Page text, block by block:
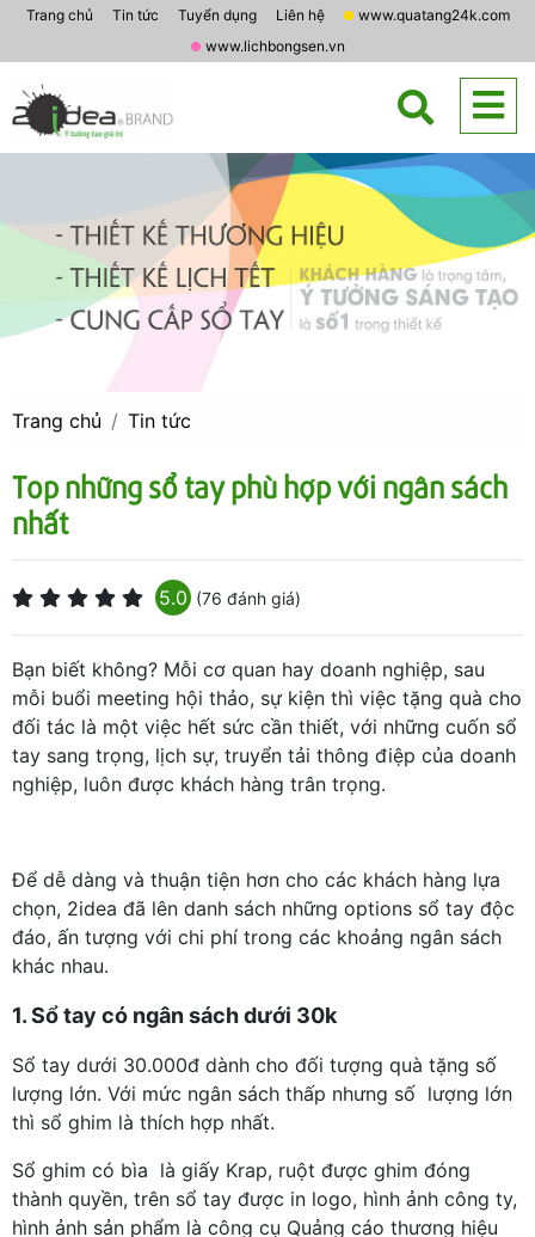
Trang chủ Tin tức Tuyển dụng Liên hệ
www.quatang24k.com
www.lichbongsen.vn
Trang chủ Tin tức
Top những sổ tay phù hợp với ngân sách
nhất
5.0 (76 đánh giá)
Bạn biết không? Mỗi cơ quan hay doanh nghiệp, sau
mỗi buổi meeting hội thảo, sự kiện thì việc tặng quà cho
đối tác là một việc hết sức cần thiết, với những cuốn sổ
tay sang trọng, lịch sự, truyển tải thông điệp của doanh
nghiệp, luôn được khách hàng trân trọng.
Để dễ dàng và thuận tiện hơn cho các khách hàng lựa
chọn, 2idea đã lên danh sách những options sổ tay độc
đáo, ấn tượng với chi phí trong các khoảng ngân sách
khác nhau.
1. Sổ tay có ngân sách dưới 30k
Sổ tay dưới 30.000đ dành cho đối tượng quà tặng số
lượng lớn. Với mức ngân sách thấp nhưng số lượng lớn
thì sổ ghim là thích hợp nhất.
Sổ ghim có bìa là giấy Krap, ruột được ghim đóng
thành quyền, trên sổ tay được in logo, hình ảnh công ty,
hình ảnh sản phẩm là công cụ Quảng cáo thương hiệu